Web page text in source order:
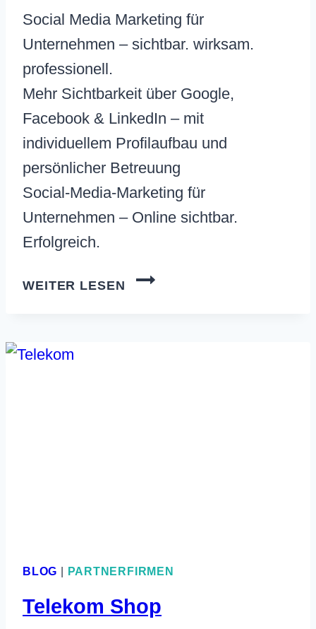
Social Media Marketing für
Unternehmen – sichtbar. wirksam.
professionell.
Mehr Sichtbarkeit über Google,
Facebook & LinkedIn – mit
individuellem Profilaufbau und
persönlicher Betreuung
Social-Media-Marketing für
Unternehmen – Online sichtbar.
Erfolgreich.
WEITER LESEN
SOCIAL
BLOG PARTNERFIRMEN
Telekom Shop